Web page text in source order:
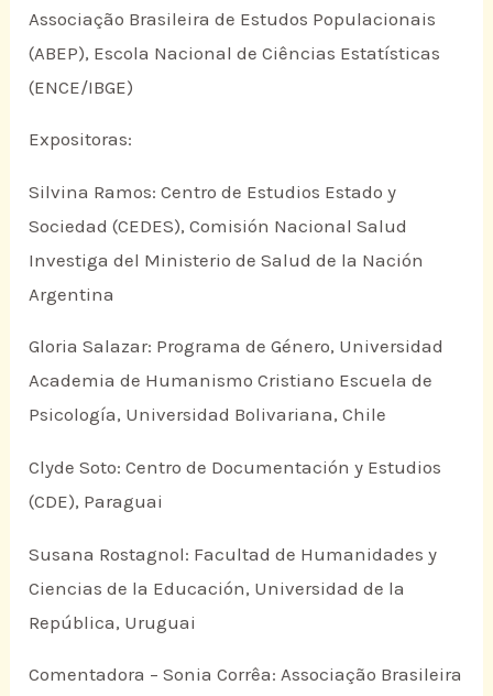
Associação Brasileira de Estudos Populacionais
(ABEP), Escola Nacional de Ciências Estatísticas
(ENCE/IBGE)
Expositoras:
Silvina Ramos: Centro de Estudios Estado y
Sociedad (CEDES), Comisión Nacional Salud
Investiga del Ministerio de Salud de la Nación
Argentina
Gloria Salazar: Programa de Género, Universidad
Academia de Humanismo Cristiano Escuela de
Psicología, Universidad Bolivariana, Chile
Clyde Soto: Centro de Documentación y Estudios
(CDE), Paraguai
Susana Rostagnol: Facultad de Humanidades y
Ciencias de la Educación, Universidad de la
República, Uruguai
Comentadora – Sonia Corrêa: Associação Brasileira